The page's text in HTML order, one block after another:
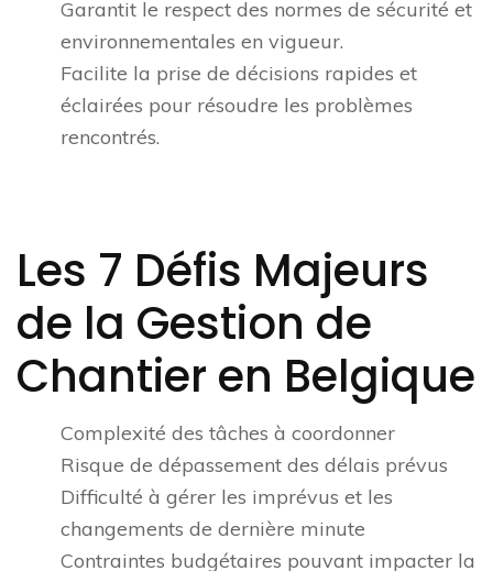
Garantit le respect des normes de sécurité et
environnementales en vigueur.
Facilite la prise de décisions rapides et
éclairées pour résoudre les problèmes
rencontrés.
Les 7 Défis Majeurs
de la Gestion de
Chantier en Belgique
Complexité des tâches à coordonner
Risque de dépassement des délais prévus
Difficulté à gérer les imprévus et les
changements de dernière minute
Contraintes budgétaires pouvant impacter la